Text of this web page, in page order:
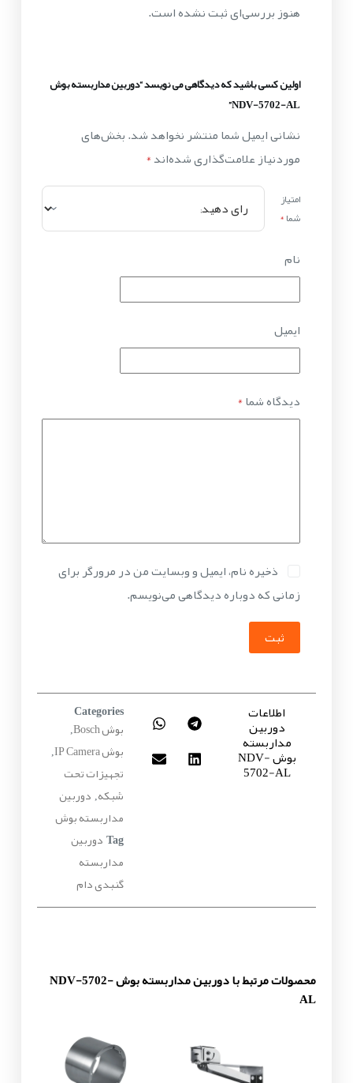
هنوز بررسی‌ای ثبت نشده است.
اولین کسی باشید که دیدگاهی می نویسد “دوربین مداربسته بوش
NDV-5702-AL”
نشانی ایمیل شما منتشر نخواهد شد.بخش‌های
موردنیاز علامت‌گذاری شده‌اند*
امتیاز
شما*
نام
ایمیل
دیدگاه شما*
ذخیره نام، ایمیل و وبسایت من در مرورگر برای
زمانی که دوباره دیدگاهی می‌نویسم.
ثبت
اطلاعات
دوربین
مداربسته
بوش NDV-
5702-AL
Categories
بوش Bosch ,
بوش IP Camera ,
تجهیزات تحت
شبکه, دوربین
مداربسته بوش
Tag دوربین
مداربسته
گنبدی دام
محصولات مرتبط با دوربین مداربسته بوش NDV-5702-
AL